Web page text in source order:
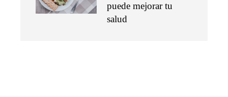
puede mejorar tu
salud